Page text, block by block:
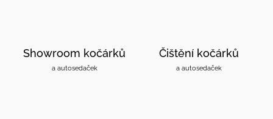
Showroom kočárků
a autosedaček
Čištění kočárků
a autosedaček